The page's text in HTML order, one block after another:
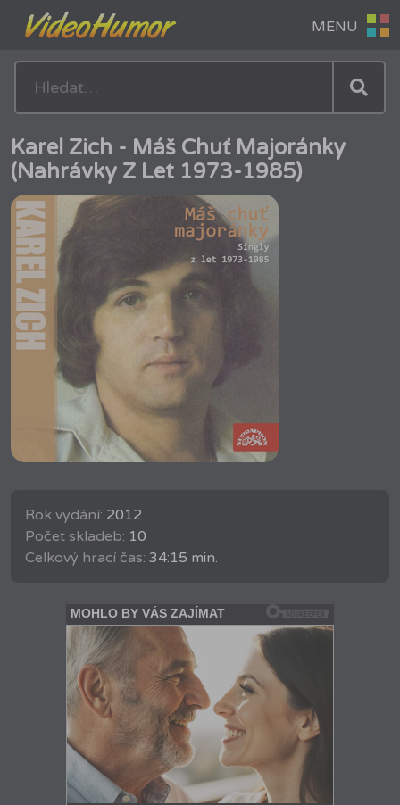
Karel Zich - Máš Chuť Majoránky
(Nahrávky Z Let 1973-1985)
Rok vydání: 2012
Počet skladeb: 10
Celkový hrací čas: 34:15 min.